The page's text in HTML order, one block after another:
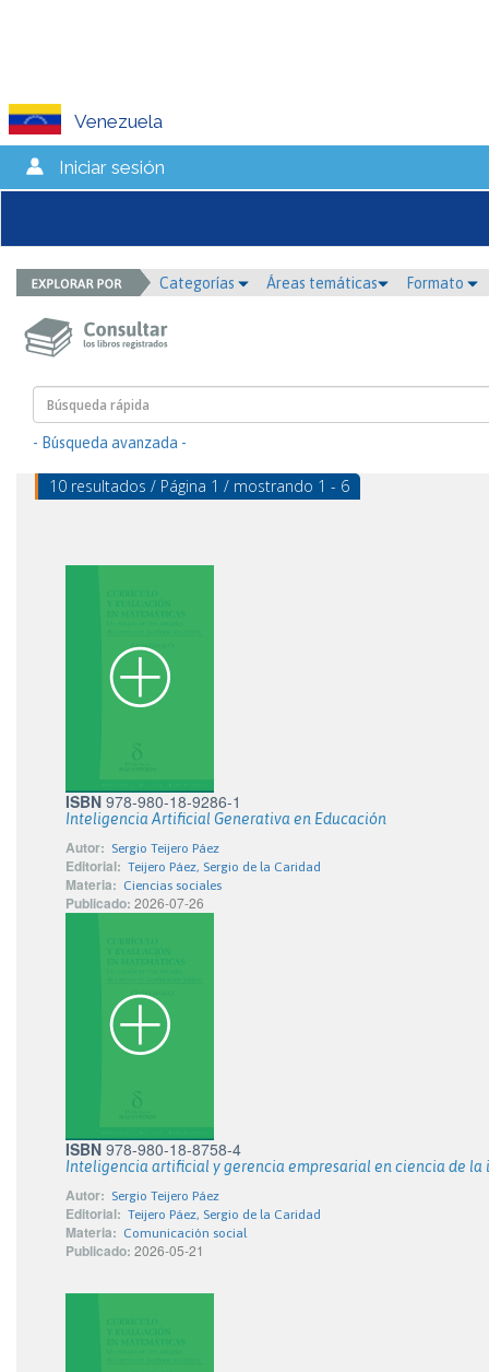
Venezuela
Iniciar sesión
Categorías Áreas temáticas Formato
- Búsqueda avanzada -
10 resultados / Página 1 / mostrando 1 - 6
ISBN 978-980-18-9286-1
Inteligencia Artificial Generativa en Educación
Autor: Sergio Teijero Páez
Editorial: Teijero Páez, Sergio de la Caridad
Materia: Ciencias sociales
Publicado: 2026-07-26
ISBN 978-980-18-8758-4
Inteligencia artificial y gerencia empresarial en ciencia de la
Autor: Sergio Teijero Páez
Editorial: Teijero Páez, Sergio de la Caridad
Materia: Comunicación social
Publicado: 2026-05-21